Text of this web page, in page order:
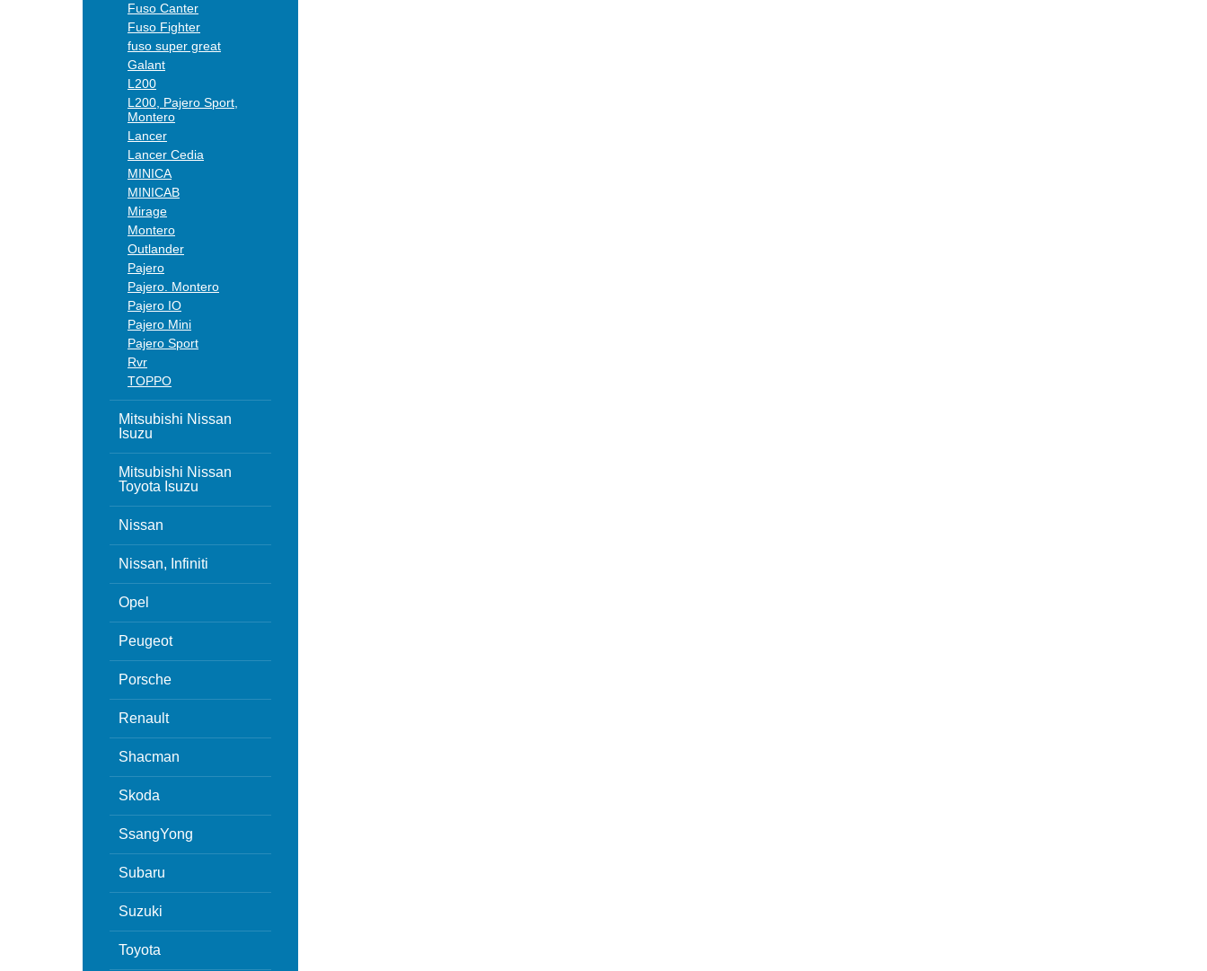
Fuso Canter
Fuso Fighter
fuso super great
Galant
L200
L200, Pajero Sport,
Montero
Lancer
Lancer Cedia
MINICA
MINICAB
Mirage
Montero
Outlander
Pajero
Pajero. Montero
Pajero IO
Pajero Mini
Pajero Sport
Rvr
TOPPO
Mitsubishi Nissan
Isuzu
Mitsubishi Nissan
Toyota Isuzu
Nissan
Nissan, Infiniti
Opel
Peugeot
Porsche
Renault
Shacman
Skoda
SsangYong
Subaru
Suzuki
Toyota